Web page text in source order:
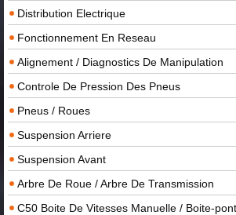
Distribution Electrique
Fonctionnement En Reseau
Alignement / Diagnostics De Manipulation
Controle De Pression Des Pneus
Pneus / Roues
Suspension Arriere
Suspension Avant
Arbre De Roue / Arbre De Transmission
C50 Boite De Vitesses Manuelle / Boite-pont